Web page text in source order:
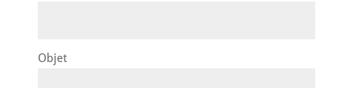
Objet